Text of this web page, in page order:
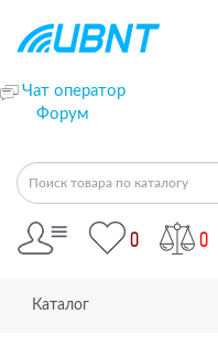
Чат оператор
Форум
0 0
Каталог